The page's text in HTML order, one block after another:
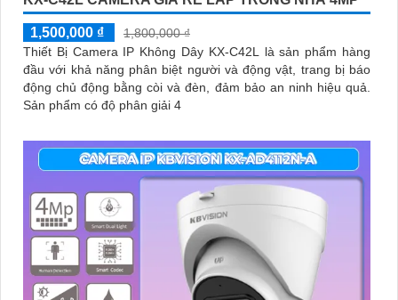
1,500,000 ₫
1,800,000 ₫
Thiết Bị Camera IP Không Dây KX-C42L là sản phẩm hàng
đầu với khả năng phân biệt người và động vật, trang bị báo
động chủ động bằng còi và đèn, đảm bảo an ninh hiệu quả.
Sản phẩm có độ phân giải 4